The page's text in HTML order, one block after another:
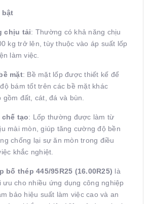
bật
chịu tải: Thường có khả năng chịu
kg trở lên, tùy thuộc vào áp suất lốp
làm việc.
mặt: Bề mặt lốp được thiết kế để
bám tốt trên các bề mặt khác
gồm đất, cát, đá và bùn.
tạo: Lốp thường được làm từ
mài mòn, giúp tăng cường độ bền
chống lại sự ăn mòn trong điều
khắc nghiệt.
bố thép 445/95R25 (16.00R25) là
ưu cho nhiều ứng dụng công nghiệp
bảo hiệu suất làm việc cao và an